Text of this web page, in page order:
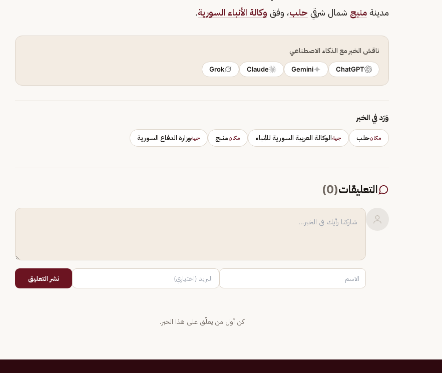
مدينة منبج شمال شرقي حلب، وفق وكالة الأنباء السورية.
ناقش الخبر مع الذكاء الاصطناعي
ChatGPT
Gemini
Claude
Grok
وَرَد في الخبر
مكانحلب جهةالوكالة العربية السورية للأنباء مكانمنبج جهةوزارة الدفاع السورية
التعليقات(
0
)
نشر التعليق
كن أول من يعلّق على هذا الخبر.